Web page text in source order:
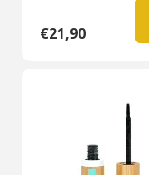
€21,90